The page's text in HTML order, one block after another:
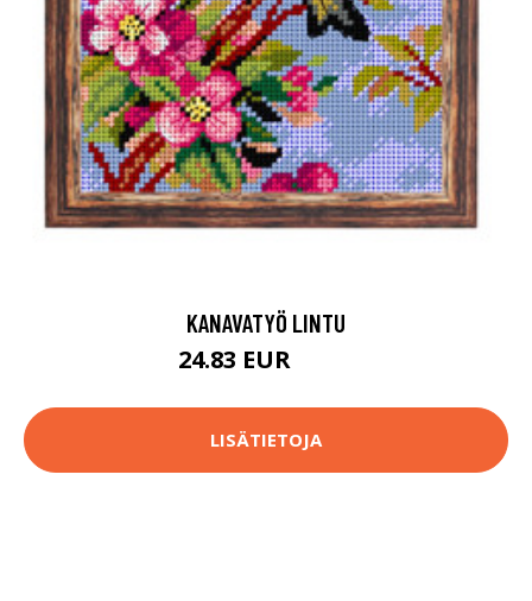
KANAVATYÖ LINTU
24.83 EUR
LISÄTIETOJA